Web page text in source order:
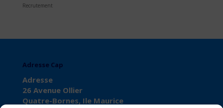
Recrutement
Adresse Cap
Adresse
26 Avenue Ollier
Quatre-Bornes, Ile Maurice